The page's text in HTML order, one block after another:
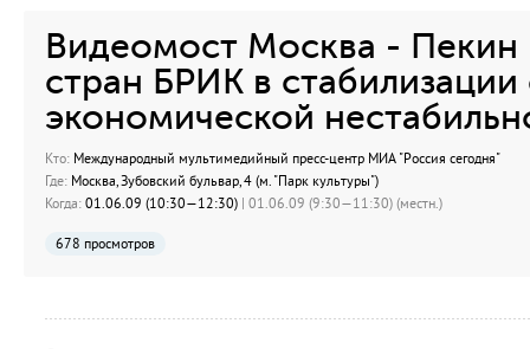
Видеомост Москва - Пекин
стран БРИК в стабилизации
экономической
Кто: Международный мультимедийный пресс-центр МИА "Россия сегодня"
Где: Москва, Зубовский бульвар, 4 (м. "Парк культуры")
Когда: 01.06.09 (10:30—12:30) | 01.06.09 (9:30—11:30) (местн.)
678 просмотров